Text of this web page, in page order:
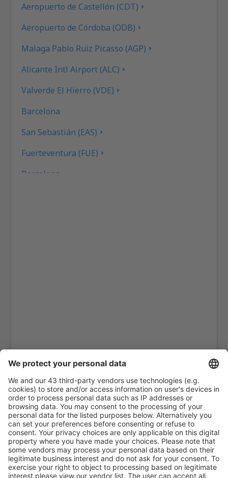
Aeropuerto de Castellón (CDT)
Aeropuerto de Córdoba (ODB)
Malaga Pablo Ruiz Picasso (AGP)
Alicante Intl Airport (ALC)
Valverde El Hierro (VDE)
Barcelona
San Sebastián (EAS)
Fuerteventura (FUE)
Barcelona
Santiago de Compostela (SCQ)
Leon (LEN)
Lérida-Alguaire (ILD)
Madrid-Barajas (MAD)
Valencia-Manises (VLC)
Salamanca Matacán (SLM)